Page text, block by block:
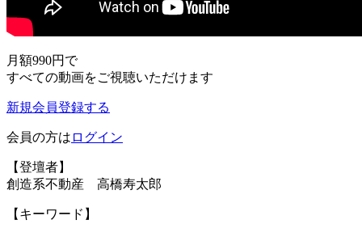
月額990円 で
すべての動画をご視聴いただけます
新規会員登録する
会員の方は ログイン
【登壇者】
創造系不動産 高橋寿太郎
【キーワード】